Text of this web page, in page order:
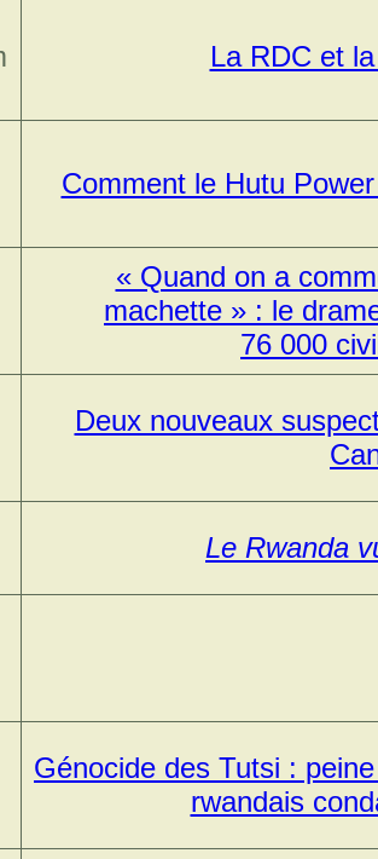
La RDC et
Comment le Hutu
« Quand on a
machette » : le
76 000
Deux nouveaux
Le Rwanda
Génocide des Tutsi :
rwandais